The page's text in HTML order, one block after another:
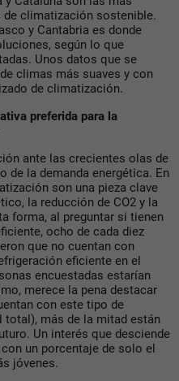
climatización sostenible.
y Cantabria es donde
según lo que
Unos datos que se
climas más suaves y con
de climatización.
preferida para la
ante las crecientes olas de
de la demanda energética. En
son una pieza clave
la reducción de CO2 y la
forma, al preguntar si tienen
ocho de cada diez
que no cuentan con
eficiente en el
encuestadas estarían
merece la pena destacar
con este tipo de
total), más de la mitad están
Un interés que desciende
un porcentaje de solo el
jóvenes.